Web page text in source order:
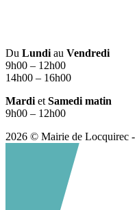
Du Lundi au Vendredi
9h00 – 12h00
14h00 – 16h00
Mardi et Samedi matin
9h00 – 12h00
2026 © Mairie de Locquirec -